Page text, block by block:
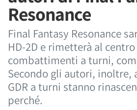
Resonance
Final Fantasy Resonance
HD-2D e rimetterà al centro
combattimenti a turni,
Secondo gli autori, inoltre,
GDR a turni stanno
perché.